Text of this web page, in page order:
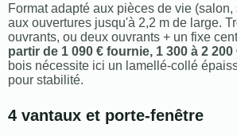
Format adapté aux pièces de vie (salon,
aux ouvertures jusqu'à 2,2 m de large.
ouvrants, ou deux ouvrants + un fixe
partir de 1 090 € fournie, 1 300 à 2
bois nécessite ici un lamellé-collé
pour stabilité.
4 vantaux et porte-fenêtre